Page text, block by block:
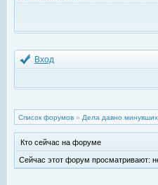
Вход
Список форумов » Дела давно
Кто сейчас на форуме
Сейчас этот форум просматривают: